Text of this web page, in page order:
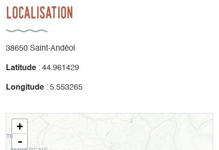
Localisation
38650 Saint-Andéol
Latitude : 44.961429
Longitude : 5.553265
+
-